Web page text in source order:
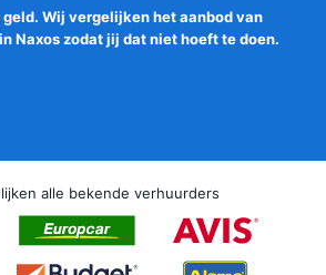
Wij vergelijken het aanbod van
Naxos zodat jij dat niet hoeft te doen.
alle bekende verhuurders